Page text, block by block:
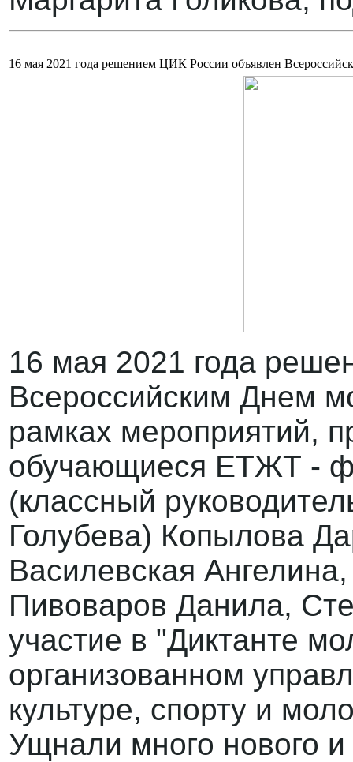
16 мая 2021 года решением ЦИК России объявлен
16 мая 2021 года
Всероссийским Днем
рамках мероприятий,
обучающиеся ЕТЖТ -
(классный
Голубева) Копылова
Василевская
Пивоваров Данила,
участие в "Диктанте
организованном
культуре, спорту и
Ущнали много нового и